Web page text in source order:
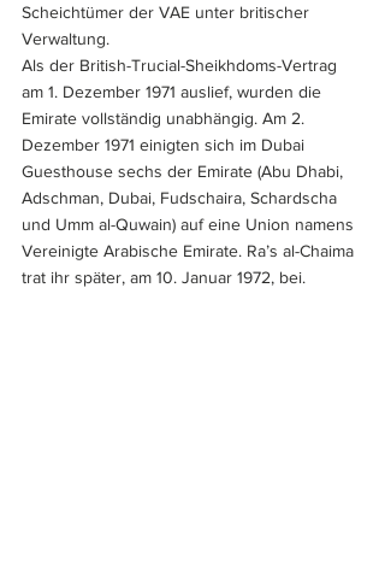
Scheichtümer der VAE unter britischer
Verwaltung.
Als der British-Trucial-Sheikhdoms-Vertrag
am 1. Dezember 1971 auslief, wurden die
Emirate vollständig unabhängig. Am 2.
Dezember 1971 einigten sich im Dubai
Guesthouse sechs der Emirate (Abu Dhabi,
Adschman, Dubai, Fudschaira, Schardscha
und Umm al-Quwain) auf eine Union namens
Vereinigte Arabische Emirate. Ra’s al-Chaima
trat ihr später, am 10. Januar 1972, bei.